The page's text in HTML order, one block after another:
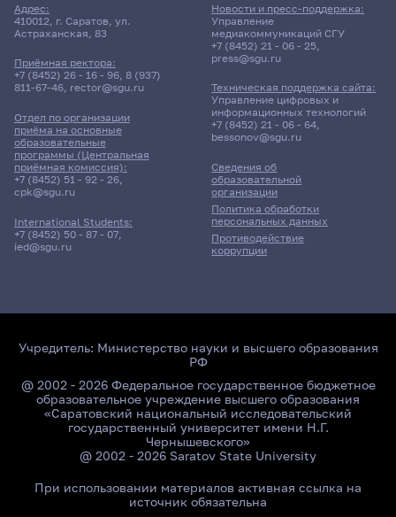
Адрес:
410012, г. Саратов, ул.
Астраханская, 83
Приёмная ректора:
+7 (8452) 26 - 16 - 96, 8 (937)
811-67-46, rector@sgu.ru
Отдел по организации
приёма на основные
образовательные
программы (Центральная
приёмная комиссия):
+7 (8452) 51 - 92 - 26,
cpk@sgu.ru
International Students:
+7 (8452) 50 - 87 - 07,
ied@sgu.ru
Сведения об
образовательной
организации
Политика обработки
персональных данных
Противодействие
коррупции
Новости и пресс-поддержка:
Управление
медиакоммуникаций СГУ
+7 (8452) 21 - 06 - 25,
press@sgu.ru
Техническая поддержка сайта:
Управление цифровых и
информационных технологий
+7 (8452) 21 - 06 - 64,
bessonov@sgu.ru
Учредитель: Министерство науки и высшего образования
РФ
@ 2002 - 2026 Федеральное государственное бюджетное
образовательное учреждение высшего образования
«Саратовский национальный исследовательский
государственный университет имени Н.Г.
Чернышевского»
@ 2002 - 2026 Saratov State University
При использовании материалов активная ссылка на
источник обязательна